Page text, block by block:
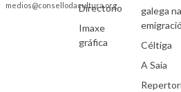
medios@consellodacultura.org
Directorio
Imaxe
gráfica
galega na
Céltiga
A Saia